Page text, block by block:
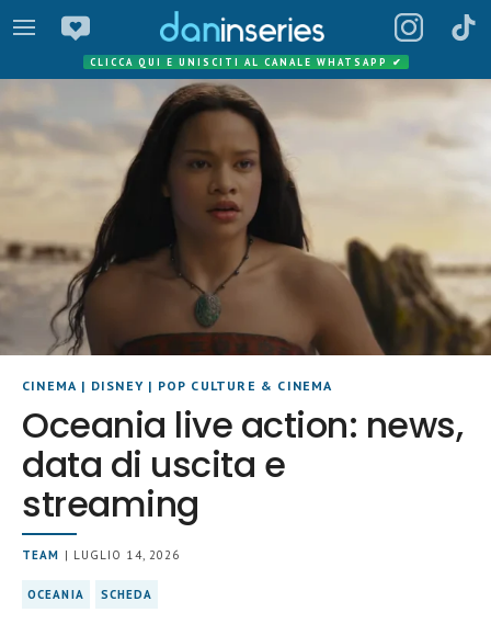
CLICCA QUI E UNISCITI AL CANALE WHATSAPP ✔
CINEMA | DISNEY | POP CULTURE & CINEMA
Oceania live action: news,
data di uscita e
streaming
TEAM | LUGLIO 14, 2026
OCEANIA SCHEDA